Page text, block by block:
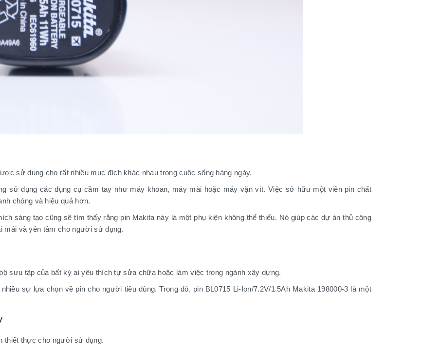
sử dụng cho rất nhiều mục đích khác nhau trong cuộc sống hàng ngày.
sử dụng các dụng cụ cầm tay như máy khoan, máy mài hoặc máy vặn vít. Việc sở hữu một viên pin chất
chóng và hiệu quả hơn.
sáng tạo cũng sẽ tìm thấy rằng pin Makita này là một phụ kiện không thể thiếu. Nó giúp các dự án thủ công
mái và yên tâm cho người sử dụng.
sưu tập của bất kỳ ai yêu thích tự sửa chữa hoặc làm việc trong ngành xây dựng.
sự lựa chọn về pin cho người tiêu dùng. Trong đó, pin BL0715 Li-Ion/7.2V/1.5Ah Makita 198000-3 là một
thiết thực cho người sử dụng.